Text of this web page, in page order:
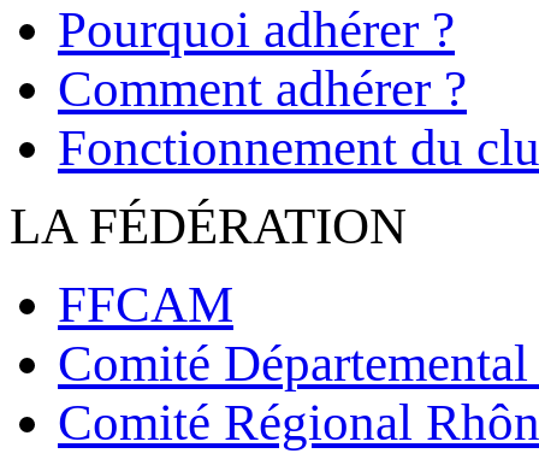
Pourquoi adhérer ?
Comment adhérer ?
Fonctionnement du
LA FÉDÉRATION
FFCAM
Comité
Comité Régional